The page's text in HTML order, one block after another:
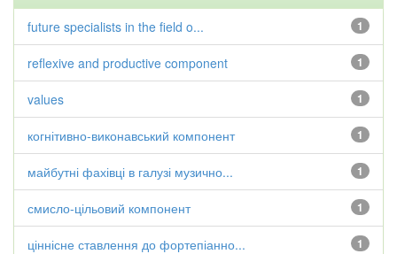
1
future specialists in the field o...
1
reflexive and productive component
1
values
1
когнітивно-виконавський компонент
1
майбутні фахівці в галузі музично...
1
смисло-цільовий компонент
1
ціннісне ставлення до фортепіанно...